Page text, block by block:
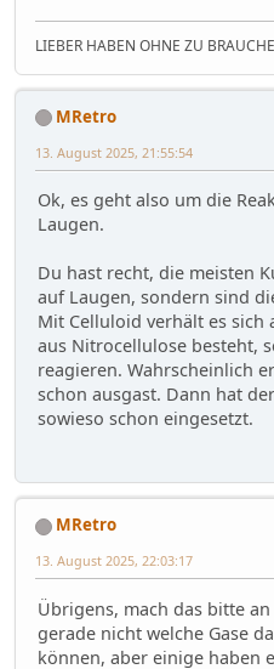
LIEBER HABEN OHNE ZU
MRetro
13. August 2025, 21:55:54
Ok, es geht also um die
Laugen.
Du hast recht, die meisten
auf Laugen, sondern sind
Mit Celluloid verhält es sich
aus Nitrocellulose besteht,
reagieren. Wahrscheinlich
schon ausgast. Dann hat
sowieso schon eingesetzt.
MRetro
13. August 2025, 22:03:17
Übrigens, mach das bitte
gerade nicht welche Gase
können, aber einige haben